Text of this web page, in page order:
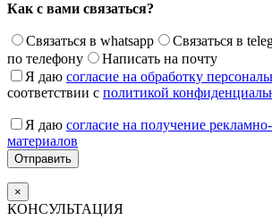
Как с вами связаться?
Связаться в whatsapp Связаться в
по телефону
Написать на почту
Я даю согласие на обработку
соответствии с политикой
Я даю согласие на получение
материалов
×
КОНСУЛЬТАЦИЯ